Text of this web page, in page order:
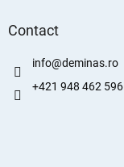
Contact
info@deminas.ro
+421 948 462 596